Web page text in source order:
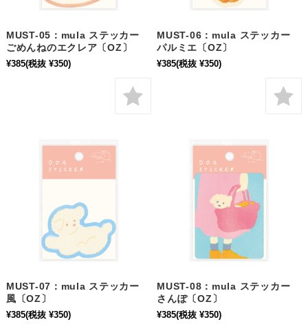
MUST-05：mula ステッカー
ごめんねのエクレア〔OZ〕
¥385(税抜 ¥350)
MUST-06：mula ステッカー
パルミエ〔OZ〕
¥385(税抜 ¥350)
MUST-07：mula ステッカー
風〔OZ〕
¥385(税抜 ¥350)
MUST-08：mula ステッカー
さんぽ〔OZ〕
¥385(税抜 ¥350)